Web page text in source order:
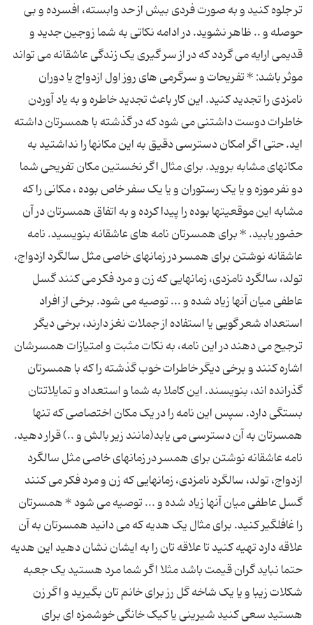
تر جلوه کنید و به صورت فردی بیش از حد وابسته، افسرده و بی
حوصله و .. ظاهر نشوید. در ادامه نکاتی به شما زوجین جدید و
قدیمی ارایه می گردد که در از سر گیری یک زندگی عاشقانه می تواند
موثر باشد: * تفریحات و سرگرمی های روز اول ازدواج یا دوران
نامزدی را تجدید کنید. این کار باعث تجدید خاطره و به یاد آوردن
خاطرات دوست داشتنی می شود که در گذشته با همسرتان داشته
اید. حتی اگر امکان دسترسی دقیق به این مکانها را نداشتید به
مکانهای مشابه بروید. برای مثال اگر نخستین مکان تفریحی شما
دو نفر موزه و یا یک رستوران و یا یک سفر خاص بوده ، مکانی را که
مشابه این موقعیتها بوده را پیدا کرده و به اتفاق همسرتان در آن
حضور یابید. * برای همسرتان نامه های عاشقانه بنویسید. نامه
عاشقانه نوشتن برای همسر در زمانهای خاصی مثل سالگرد ازدواج،
تولد، سالگرد نامزدی، زمانهایی که زن و مرد فکر می کنند گسل
عاطفی میان آنها زیاد شده و ... توصیه می شود. برخی از افراد
استعداد شعر گویی یا استفاده از جملات نغز دارند، برخی دیگر
ترجیح می دهند در این نامه، به نکات مثبت و امتیازات همسرشان
اشاره کنند و برخی دیگر خاطرات خوب گذشته را که با همسرتان
گذرانده اند، بنویسند. این کاملا به شما و استعداد و تمایلاتتان
بستگی دارد. سپس این نامه را در یک مکان اختصاصی که تنها
همسرتان به آن دسترسی می یابد(مانند زیر بالش و ..) قرار دهید.
نامه عاشقانه نوشتن برای همسر در زمانهای خاصی مثل سالگرد
ازدواج، تولد، سالگرد نامزدی، زمانهایی که زن و مرد فکر می کنند
گسل عاطفی میان آنها زیاد شده و ... توصیه می شود * همسرتان
را غافلگیر کنید. برای مثال یک هدیه که می دانید همسرتان به آن
علاقه دارد تهیه کنید تا علاقه تان را به ایشان نشان دهید این هدیه
حتما نباید گران قیمت باشد مثلا اگر شما مرد هستید یک جعبه
شکلات زیبا و یا یک شاخه گل رز برای خانم تان بگیرید و اگر زن
هستید سعی کنید شیرینی یا کیک خانگی خوشمزه ای برای